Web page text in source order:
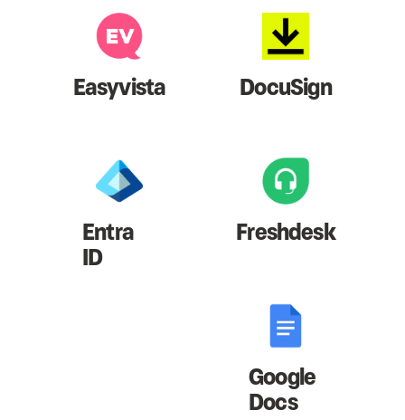
Easyvista DocuSign
Entra
ID
Freshdesk
Google
Docs